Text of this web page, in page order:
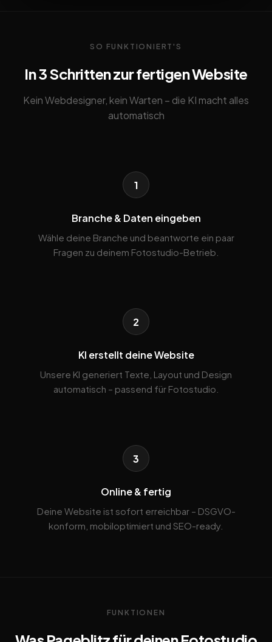
SO FUNKTIONIERT'S
In 3 Schritten zur fertigen Website
Kein Webdesigner, kein Warten – die KI macht alles
automatisch
1
Branche & Daten eingeben
Wähle deine Branche und beantworte ein paar
Fragen zu deinem Fotostudio-Betrieb.
2
KI erstellt deine Website
Unsere KI generiert Texte, Layout und Design
automatisch – passend für Fotostudio.
3
Online & fertig
Deine Website ist sofort erreichbar – DSGVO-
konform, mobiloptimiert und SEO-ready.
FUNKTIONEN